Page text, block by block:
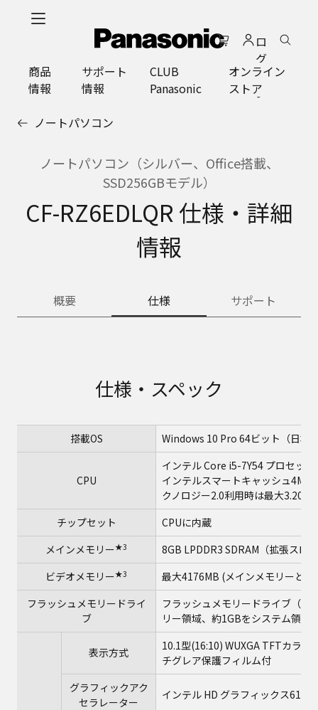
ロ
グ
イ
ン
商品
情報
サポート
情報
CLUB
Panasonic
オンライン
ストア
ノートパソコン
ノートパソコン（シルバー、Office搭載、
SSD256GBモデル）
CF-RZ6EDLQR 仕様・詳細
情報
概要 仕様 サポート
仕様・スペック
搭載OS Windows 10 Pro 64ビット（日本
CPU
インテル Core i5-7Y54 プロセッサ
インテルスマートキャッシュ4MB
クノロジー2.0利用時は最大
チップセット
CPUに内蔵
メインメモリー★3
8GB LPDDR3 SDRAM（拡張スロ
ビデオメモリー★3
最大4176MB (メインメモリーと共
フラッシュメモリードライ
ブ
フラッシュメモリードライブ（
リー領域、約1GBをシステム領域
表示方式
10.1型(16:10) WUXGA TFTカラ
チグレア保護フィルム付
グラフィックアク
セラレーター
インテル HD グラフィックス615